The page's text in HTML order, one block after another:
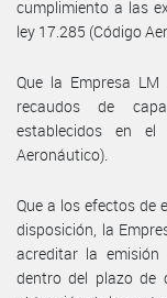
cumplimiento a las
ley 17.285 (Código
Que la Empresa LM
recaudos de
establecidos en
Aeronáutico).
Que a los efectos de
disposición, la
acreditar la
dentro del plazo de